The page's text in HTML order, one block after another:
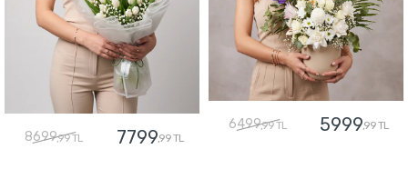
8699,99 TL 7799,99 TL
6499,99 TL 5999,99 TL